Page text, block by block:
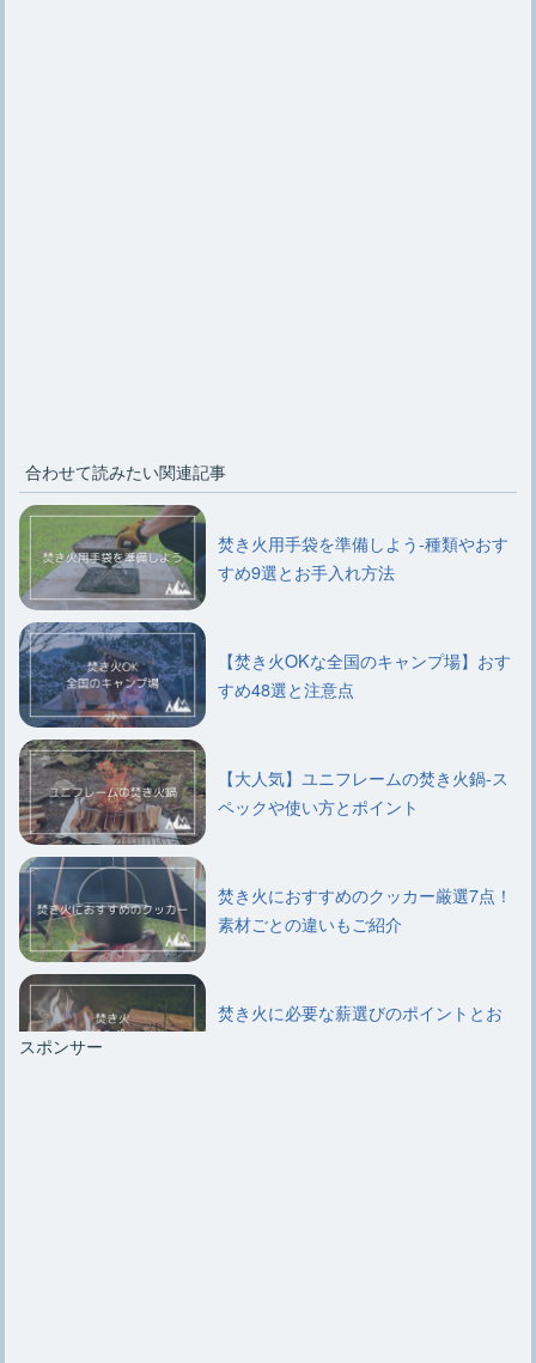
合わせて読みたい関連記事
焚き火用手袋を準備しよう-種類やおす
すめ9選とお手入れ方法
【焚き火OKな全国のキャンプ場】おす
すめ48選と注意点
【大人気】ユニフレームの焚き火鍋-ス
ペックや使い方とポイント
焚き火におすすめのクッカー厳選7点！
素材ごとの違いもご紹介
焚き火に必要な薪選びのポイントとお
スポンサー